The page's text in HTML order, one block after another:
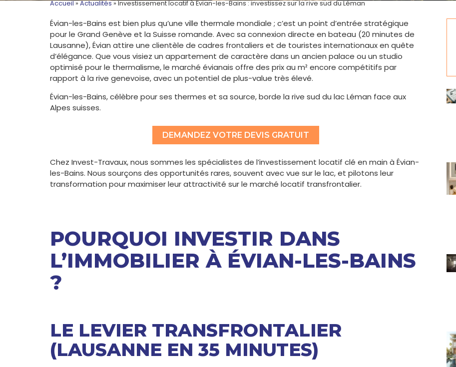
Accueil»Actualités»Investissement locatif à Évian-les-Bains : investissez sur la rive sud du Léman
Évian-les-Bains est bien plus qu’une ville thermale mondiale ; c’est un point d’entrée stratégique
pour le Grand Genève et la Suisse romande. Avec sa connexion directe en bateau (20 minutes de
Lausanne), Évian attire une clientèle de cadres frontaliers et de touristes internationaux en quête
d’élégance. Que vous visiez un appartement de caractère dans un ancien palace ou un studio
optimisé pour le thermalisme, le marché évianais offre des prix au m² encore compétitifs par
rapport à la rive genevoise, avec un potentiel de plus-value très élevé.
Évian-les-Bains, célèbre pour ses thermes et sa source, borde la rive sud du lac Léman face aux
Alpes suisses.
DEMANDEZ VOTRE DEVIS GRATUIT
Chez Invest-Travaux, nous sommes les spécialistes de l’investissement locatif clé en main à Évian-
les-Bains. Nous sourçons des opportunités rares, souvent avec vue sur le lac, et pilotons leur
transformation pour maximiser leur attractivité sur le marché locatif transfrontalier.
POURQUOI INVESTIR DANS
L’IMMOBILIER À ÉVIAN-LES-BAINS
?
LE LEVIER TRANSFRONTALIER
(LAUSANNE EN 35 MINUTES)